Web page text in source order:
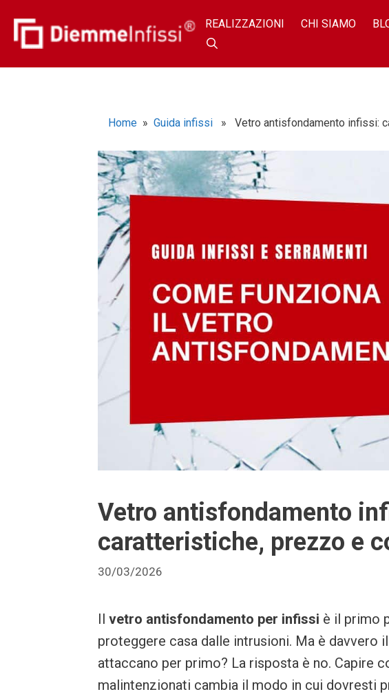
REALIZZAZIONI CHI SIAMO
Home » Guida infissi » Vetro antisfondamento infissi:
Vetro antisfondamento
caratteristiche, prezzo e
30/03/2026
Il vetro antisfondamento per infissi è il primo
proteggere casa dalle intrusioni. Ma è davvero il
attaccano per primo? La risposta è no. Capire
malintenzionati cambia il modo in cui dovresti